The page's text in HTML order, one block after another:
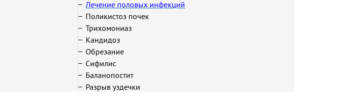
Лечение половых инфекций
Поликистоз почек
Трихомониаз
Кандидоз
Обрезание
Сифилис
Баланопостит
Разрыв уздечки